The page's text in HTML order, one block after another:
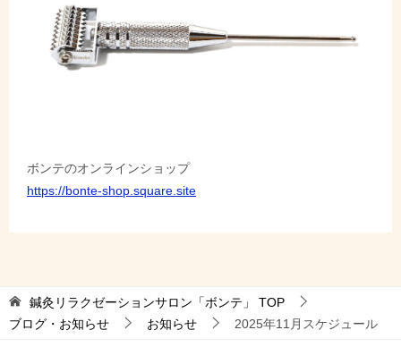
ボンテのオンラインショップ
https://bonte-shop.square.site
鍼灸リラクゼーションサロン「ボンテ」
TOP
ブログ・お知らせ
お知らせ 2025年11月スケジュール